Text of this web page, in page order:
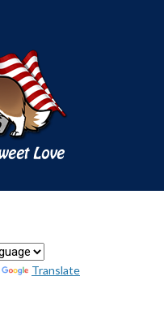
Translate